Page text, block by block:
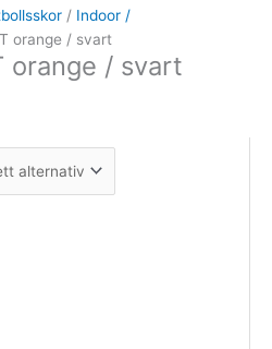
/ Indoor /
orange / svart
orange / svart